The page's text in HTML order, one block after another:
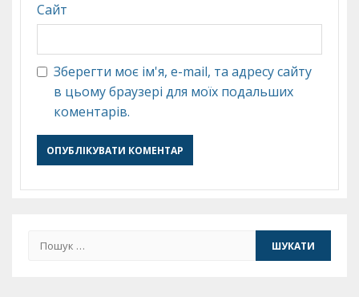
Сайт
Зберегти моє ім'я, e-mail, та адресу сайту
в цьому браузері для моїх подальших
коментарів.
Пошук: